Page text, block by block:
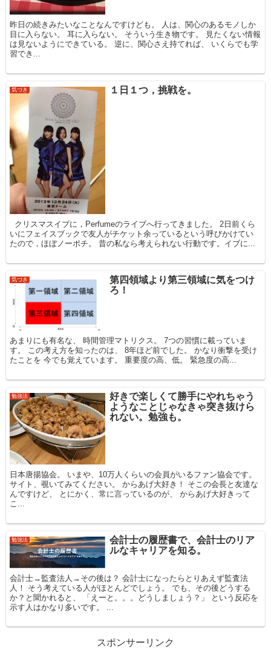
昨日の続きみたいなことなんですけども。 人は、関心のあるモノしか
目に入らない。 耳に入らない。 そういう生き物です。 見たくない情報
は見ないようにできている。 逆に、関心さえ持てれば、 いくらでも学
習でき...
気づき １日１つ，挑戦を。
クリスマスイブに，Perfumeのライブへ行ってきました。 2日前くら
いにフェイスブックで友人がチケット余っているという呼びかけてい
たので，ほぼノーポチ。 昔の私なら考えられない行動です。イブに...
気づき
第四領域より第三領域に気をつけ
ろ！
あまりにも有名な、 時間管理マトリクス。 7つの習慣に載っていま
す。 この考え方を知ったのは、 8年ほど前でした。 かなり衝撃を受け
たことを 今でも覚えています。 重要度の高、低。 緊急度の高...
勉強法
好きで楽しくて勝手にやれちゃう
ようなことじゃなきゃ突き抜けら
れない。勉強も。
日本唐揚協会。 いまや、10万人くらいの会員がいるファン協会です。
サイト、覗いてみてください。 からあげ大好き！ そこの会長と友達な
んですけど、 とにかく、常に言っているのが、 からあげ大好きって
こ...
勉強法
会計士の履歴書で、会計士のリア
ルなキャリアを知る。
会計士→監査法人→その後は？ 会計士になったらとりあえず監査法
人！ そう考えている人がほとんどでしょう。 でも、その後どうする
か？と聞かれると、 「えーと。。。どうしましょう？」 という反応を
示す人はかなり多いです。 ...
スポンサーリンク